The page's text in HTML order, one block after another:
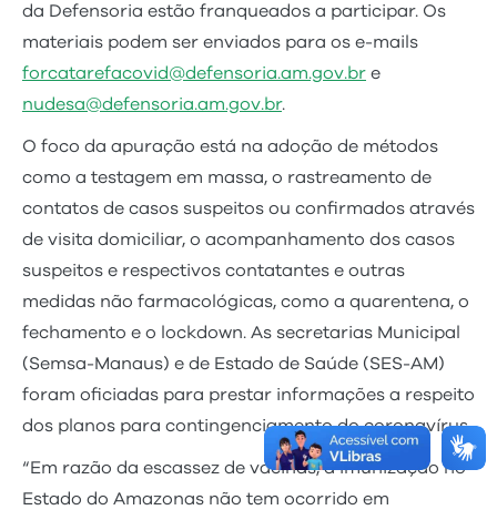
da Defensoria estão franqueados a participar. Os
materiais podem ser enviados para os e-mails
forcatarefacovid@defensoria.am.gov.br e
nudesa@defensoria.am.gov.br.
O foco da apuração está na adoção de métodos
como a testagem em massa, o rastreamento de
contatos de casos suspeitos ou confirmados através
de visita domiciliar, o acompanhamento dos casos
suspeitos e respectivos contatantes e outras
medidas não farmacológicas, como a quarentena, o
fechamento e o lockdown. As secretarias Municipal
(Semsa-Manaus) e de Estado de Saúde (SES-AM)
foram oficiadas para prestar informações a respeito
dos planos para contingenciamento do coronavírus.
“Em razão da escassez de vacinas, a imunização no
Estado do Amazonas não tem ocorrido em